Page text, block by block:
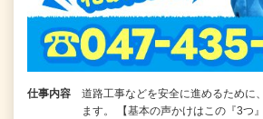
仕事内容
道路工事などを安全に進めるために
ます。 【基本の声かけはこの『3つ